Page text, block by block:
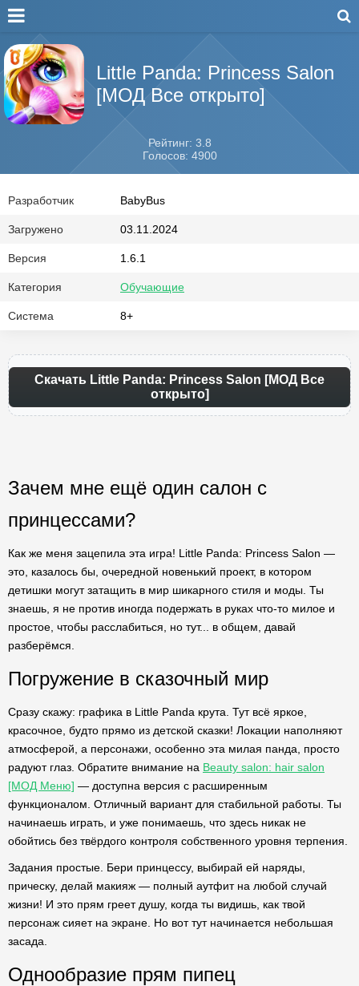
Little Panda: Princess Salon
[МОД Все открыто]
Рейтинг: 3.8
Голосов: 4900
Разработчик BabyBus
Загружено 03.11.2024
Версия 1.6.1
Категория Обучающие
Система 8+
Скачать Little Panda: Princess Salon [МОД Все
открыто]
Зачем мне ещё один салон с
принцессами?
Как же меня зацепила эта игра! Little Panda: Princess Salon —
это, казалось бы, очередной новенький проект, в котором
детишки могут затащить в мир шикарного стиля и моды. Ты
знаешь, я не против иногда подержать в руках что-то милое и
простое, чтобы расслабиться, но тут... в общем, давай
разберёмся.
Погружение в сказочный мир
Сразу скажу: графика в Little Panda крута. Тут всё яркое,
красочное, будто прямо из детской сказки! Локации наполняют
атмосферой, а персонажи, особенно эта милая панда, просто
радуют глаз. Обратите внимание на Beauty salon: hair salon
[МОД Меню] — доступна версия с расширенным
функционалом. Отличный вариант для стабильной работы. Ты
начинаешь играть, и уже понимаешь, что здесь никак не
обойтись без твёрдого контроля собственного уровня терпения.
Задания простые. Бери принцессу, выбирай ей наряды,
прическу, делай макияж — полный аутфит на любой случай
жизни! И это прям греет душу, когда ты видишь, как твой
персонаж сияет на экране. Но вот тут начинается небольшая
засада.
Однообразие прям пипец